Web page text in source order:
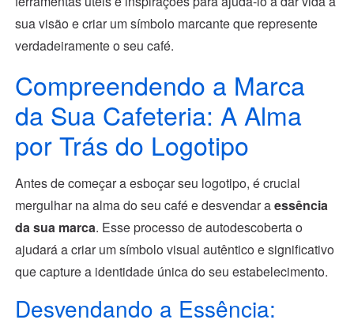
sua visão e criar um símbolo marcante que represente
verdadeiramente o seu café.
Compreendendo a Marca
da Sua Cafeteria: A Alma
por Trás do Logotipo
Antes de começar a esboçar seu logotipo, é crucial
mergulhar na alma do seu café e desvendar aessência
da sua marca. Esse processo de autodescoberta o
ajudará a criar um símbolo visual autêntico e significativo
que capture a identidade única do seu estabelecimento.
Desvendando a Essência: